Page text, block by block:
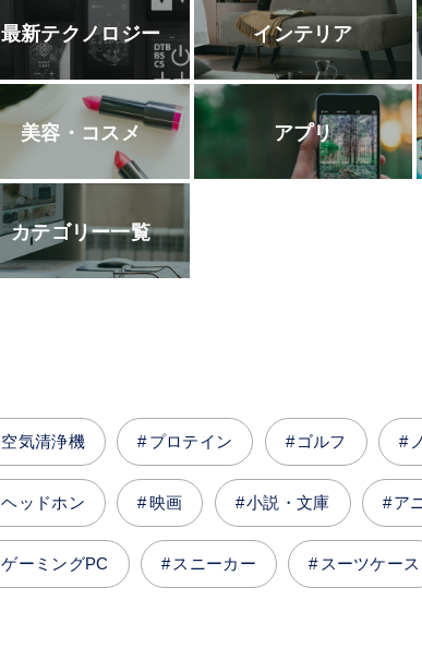
最新テクノロジー インテリア
美容・コスメ アプリ
カテゴリー一覧
空気清浄機 プロテイン ゴルフ
ヘッドホン 映画 小説・文庫 ア
ゲーミングPC スニーカー スーツケース